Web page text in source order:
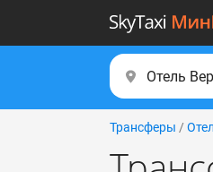
Трансферы /